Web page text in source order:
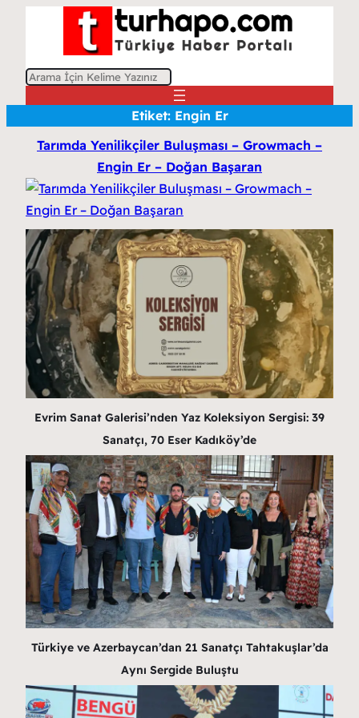
A
Etiket: Engin Er
Tarımda Yenı̇lı̇kçiler Buluşması – Growmach –
Engin Er – Doğan Başaran
Evrim Sanat Galerisi’nden Yaz Koleksiyon Sergisi: 39
Sanatçı, 70 Eser Kadıköy’de
Türkiye ve Azerbaycan’dan 21 Sanatçı Tahtakuşlar’da
Aynı Sergide Buluştu